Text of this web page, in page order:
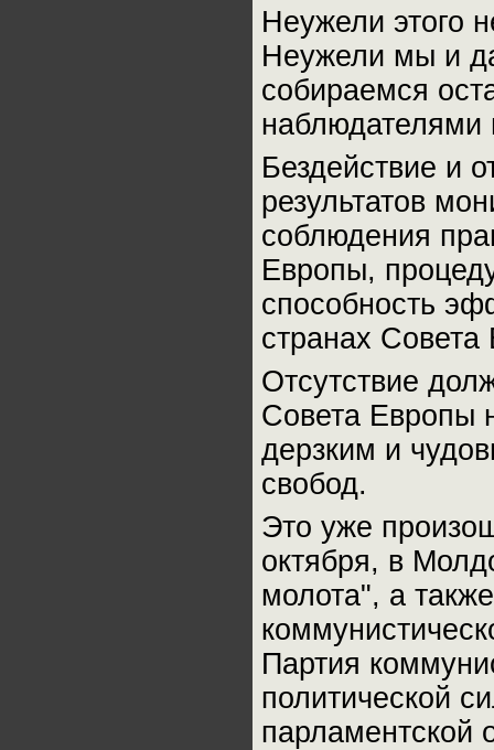
Неужели этого
Неужели мы и
собираемся
наблюдателями
Бездействие и
результатов
соблюдения
Европы,
способность
странах
Отсутствие
Совета Европы
дерзким и
свобод.
Это уже
октября, в
молота", а
Партия
политической
парламентской